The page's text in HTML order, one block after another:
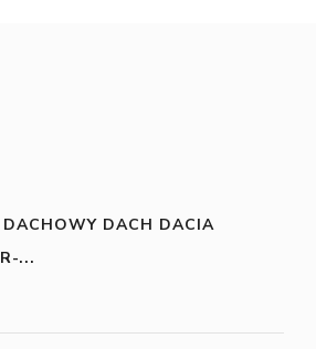
DACH DACIA
...